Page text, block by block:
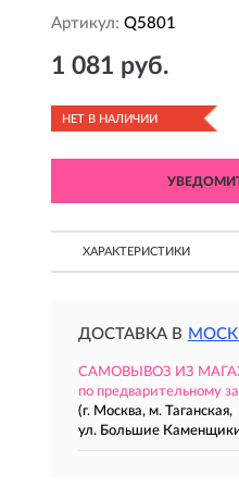
Артикул: Q5801
1 081 руб.
НЕТ В НАЛИЧИИ
ХАРАКТЕРИСТИКИ
ДОСТАВКА В
САМОВЫВОЗ ИЗ
по предварительному
(г. Москва, м. Таганская,
ул. Большие